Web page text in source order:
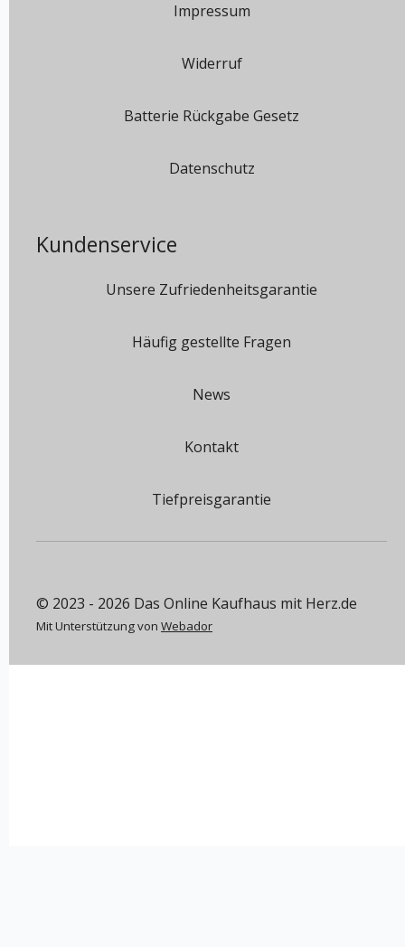
Impressum
Widerruf
Batterie Rückgabe Gesetz
Datenschutz
Kundenservice
Unsere Zufriedenheitsgarantie
Häufig gestellte Fragen
News
Kontakt
Tiefpreisgarantie
© 2023 - 2026 Das Online Kaufhaus mit Herz.de
Mit Unterstützung von Webador